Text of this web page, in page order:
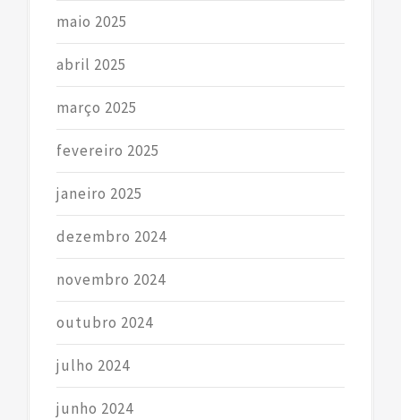
maio 2025
abril 2025
março 2025
fevereiro 2025
janeiro 2025
dezembro 2024
novembro 2024
outubro 2024
julho 2024
junho 2024